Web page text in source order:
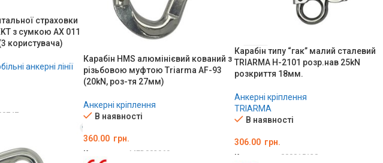
страховки
з сумкою AX 011
користувача)
анкерні лінії
Карабін HMS алюмінієвий кований з
різьбовою муфтою Triarma AF-93
(20kN, роз-тя 27мм)
Анкерні кріплення
В наявності
360.00 грн.
Код товару: MED002969
Карабін типу “гак” малий сталевий
TRIARMA H-2101 розр.нав 25kN
розкриття 18мм.
Анкерні кріплення
TRIARMA
В наявності
306.00 грн.
Код товару: 000015138